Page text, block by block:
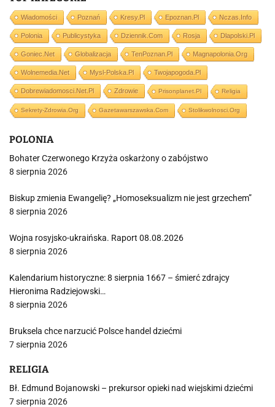
Wiadomości Poznań Kresy.pl Epoznan.pl Nczas.info
Polonia Publicystyka Dziennik.com Rosja Dlapolski.pl
Goniec.net Globalizacja TenPoznan.pl Magnapolonia.org
Wolnemedia.net Mysl-Polska.pl Twojapogoda.pl
Dobrewiadomosci.net.pl Zdrowie Prisonplanet.pl Religia
Sekrety-Zdrowia.org Gazetawarszawska.com Stolikwolnosci.org
POLONIA
Bohater Czerwonego Krzyża oskarżony o zabójstwo
8 sierpnia 2026
Biskup zmienia Ewangelię? „Homoseksualizm nie jest grzechem”
8 sierpnia 2026
Wojna rosyjsko-ukraińska. Raport 08.08.2026
8 sierpnia 2026
Kalendarium historyczne: 8 sierpnia 1667 – śmierć zdrajcy
Hieronima Radziejowski…
8 sierpnia 2026
Bruksela chce narzucić Polsce handel dziećmi
7 sierpnia 2026
RELIGIA
Bł. Edmund Bojanowski – prekursor opieki nad wiejskimi dziećmi
7 sierpnia 2026